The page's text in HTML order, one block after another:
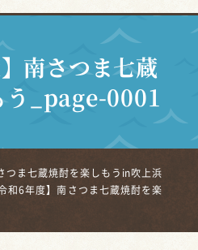
南さつま七蔵
う_page-0001
つま七蔵焼酎を楽しもうin吹上浜
令和6年度】南さつま七蔵焼酎を楽